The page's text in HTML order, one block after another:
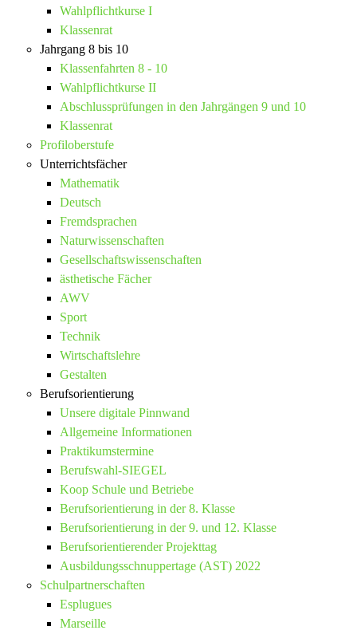
Wahlpflichtkurse I
Klassenrat
Jahrgang 8 bis 10
Klassenfahrten 8 - 10
Wahlpflichtkurse II
Abschlussprüfungen in den Jahrgängen 9 und 10
Klassenrat
Profiloberstufe
Unterrichtsfächer
Mathematik
Deutsch
Fremdsprachen
Naturwissenschaften
Gesellschaftswissenschaften
ästhetische Fächer
AWV
Sport
Technik
Wirtschaftslehre
Gestalten
Berufsorientierung
Unsere digitale Pinnwand
Allgemeine Informationen
Praktikumstermine
Berufswahl-SIEGEL
Koop Schule und Betriebe
Berufsorientierung in der 8. Klasse
Berufsorientierung in der 9. und 12. Klasse
Berufsorientierender Projekttag
Ausbildungsschnuppertage (AST) 2022
Schulpartnerschaften
Esplugues
Marseille